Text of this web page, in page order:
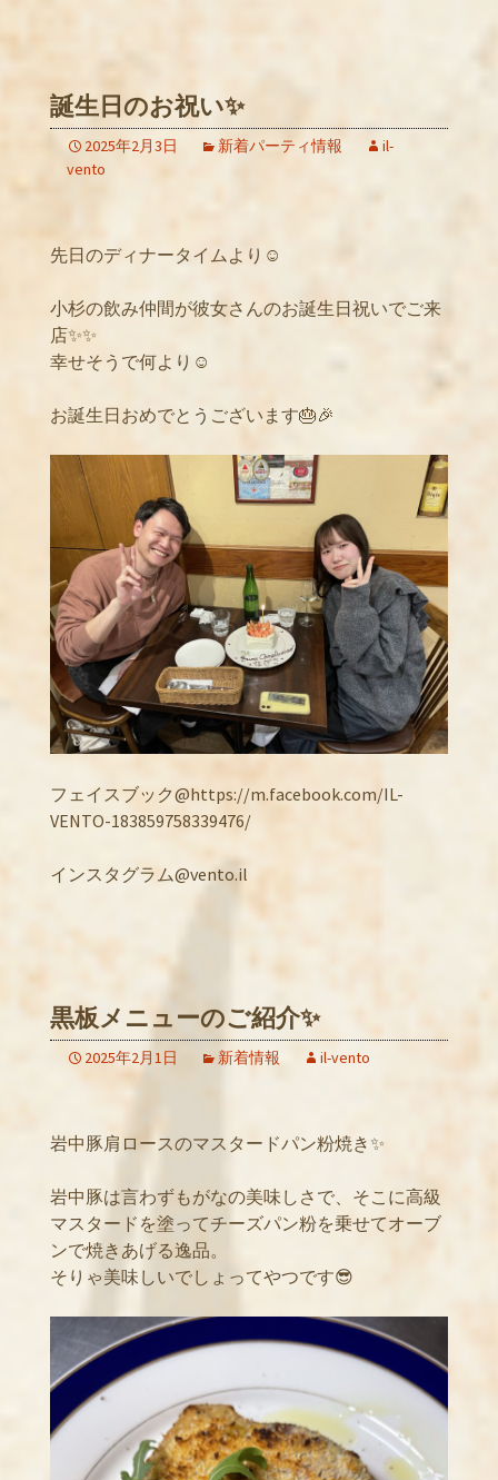
誕生日のお祝い✨
2025年2月3日 新着パーティ情報
il-
vento
先日のディナータイムより☺️
小杉の飲み仲間が彼女さんのお誕生日祝いでご来
店✨✨
幸せそうで何より☺️
お誕生日おめでとうございます🎂🎉
フェイスブック@https://m.facebook.com/IL-
VENTO-183859758339476/
インスタグラム@vento.il
黒板メニューのご紹介✨
2025年2月1日 新着情報 il-vento
岩中豚肩ロースのマスタードパン粉焼き✨
岩中豚は言わずもがなの美味しさで、そこに高級
マスタードを塗ってチーズパン粉を乗せてオーブ
ンで焼きあげる逸品。
そりゃ美味しいでしょってやつです😎